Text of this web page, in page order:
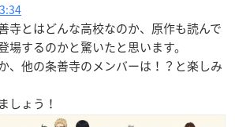
寺とはどんな高校なのか、原作も読んで
場するのかと驚いたと思います。
、他の条善寺のメンバーは！？と楽しみ
しょう！